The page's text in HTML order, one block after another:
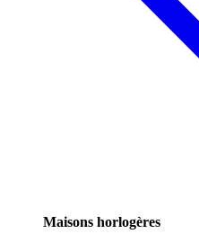
Maisons horlogères